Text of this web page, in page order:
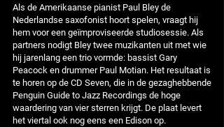
Als de Amerikaanse pianist Paul Bley de
Nederlandse saxofonist hoort spelen, vraagt hij
hem voor een geïmproviseerde studiosessie. Als
partners nodigt Bley twee muzikanten uit met wie
hij jarenlang een trio vormde: bassist Gary
Peacock en drummer Paul Motian. Het resultaat is
te horen op de CD Seven, die in de gezaghebbende
Penguin Guide to Jazz Recordings de hoge
waardering van vier sterren krijgt. De plaat levert
het viertal ook nog eens een Edison op.